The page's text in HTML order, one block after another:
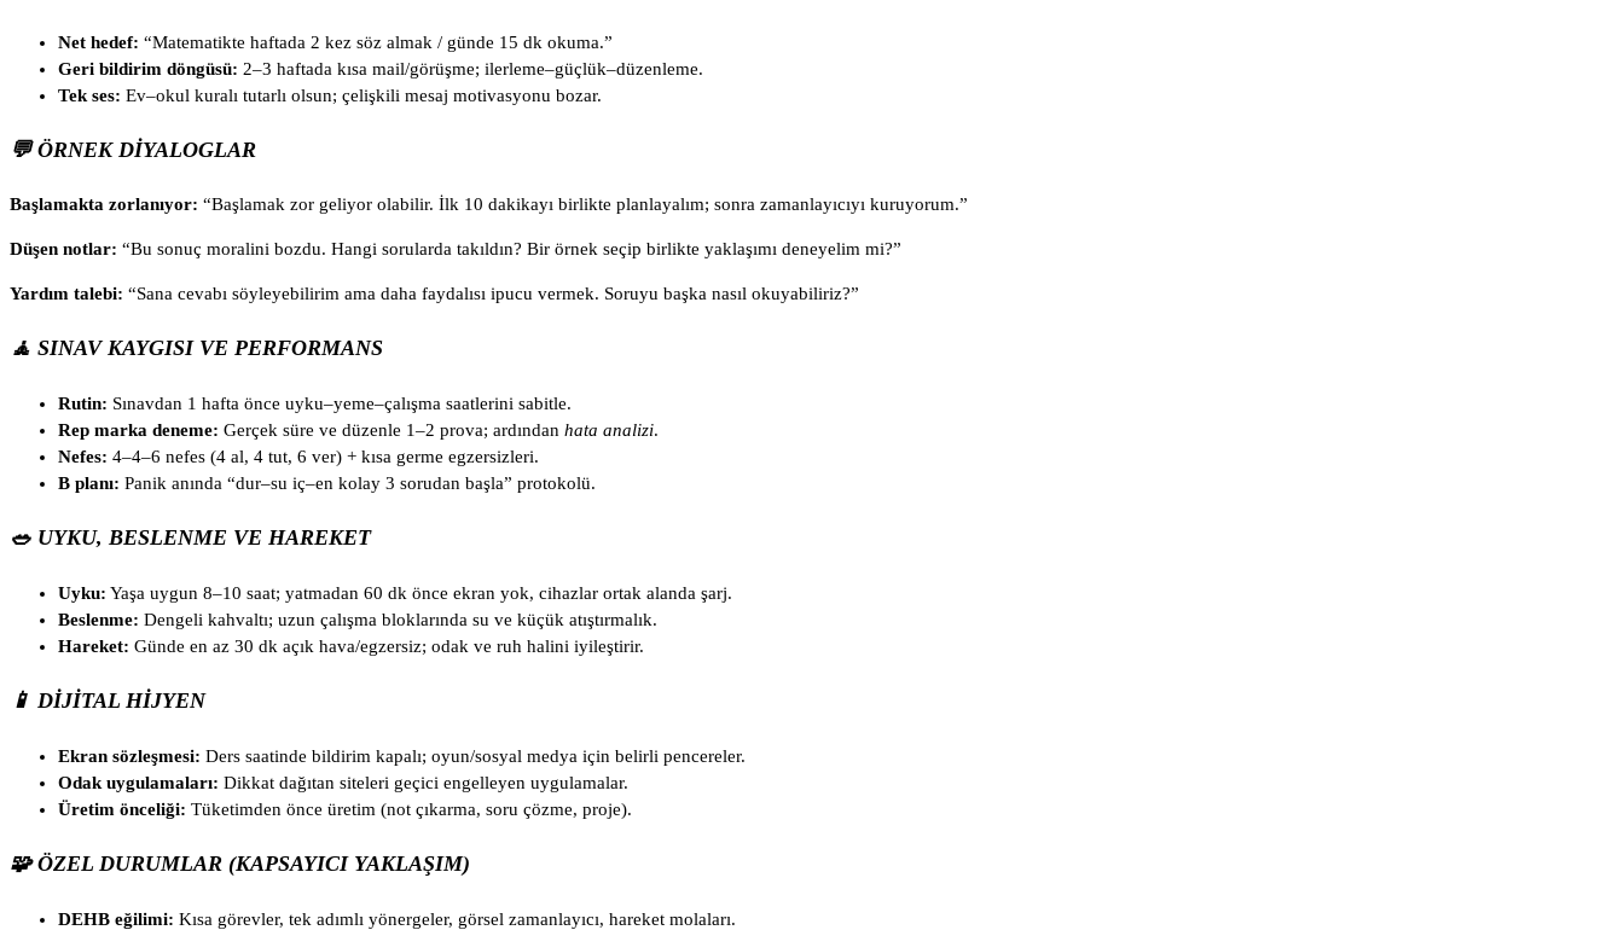
Net hedef: “Matematikte haftada 2 kez söz almak / günde 15 dk okuma.”
Geri bildirim döngüsü: 2–3 haftada kısa mail/görüşme; ilerleme–güçlük–düzenleme.
Tek ses: Ev–okul kuralı tutarlı olsun; çelişkili mesaj motivasyonu bozar.
💬 ÖRNEK DIYALOGLAR
Başlamakta zorlanıyor: “Başlamak zor geliyor olabilir. İlk 10 dakikayı birlikte planlayalım; sonra zamanlayıcıyı kuruyorum.”
Düşen notlar: “Bu sonuç moralini bozdu. Hangi sorularda takıldın? Bir örnek seçip birlikte yaklaşımı deneyelim mi?”
Yardım talebi: “Sana cevabı söyleyebilirim ama daha faydalısı ipucu vermek. Soruyu başka nasıl okuyabiliriz?”
🧘 SINAV KAYGISI VE PERFORMANS
Rutin: Sınavdan 1 hafta önce uyku–yeme–çalışma saatlerini sabitle.
Rep marka deneme: Gerçek süre ve düzenle 1–2 prova; ardından hata analizi.
Nefes: 4–4–6 nefes (4 al, 4 tut, 6 ver) + kısa germe egzersizleri.
B planı: Panik anında “dur–su iç–en kolay 3 sorudan başla” protokolü.
🥗 UYKU, BESLENME VE HAREKET
Uyku: Yaşa uygun 8–10 saat; yatmadan 60 dk önce ekran yok, cihazlar ortak alanda şarj.
Beslenme: Dengeli kahvaltı; uzun çalışma bloklarında su ve küçük atıştırmalık.
Hareket: Günde en az 30 dk açık hava/egzersiz; odak ve ruh halini iyileştirir.
📱 DIJITAL HIJYEN
Ekran sözleşmesi: Ders saatinde bildirim kapalı; oyun/sosyal medya için belirli pencereler.
Odak uygulamaları: Dikkat dağıtan siteleri geçici engelleyen uygulamalar.
Üretim önceliği: Tüketimden önce üretim (not çıkarma, soru çözme, proje).
🧩 ÖZEL DURUMLAR (KAPSAYICI YAKLAŞIM)
DEHB eğilimi: Kısa görevler, tek adımlı yönergeler, görsel zamanlayıcı, hareket molaları.